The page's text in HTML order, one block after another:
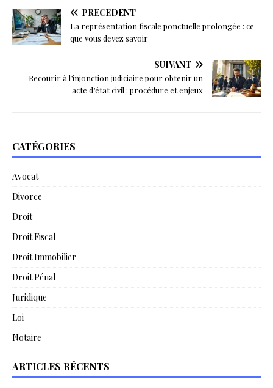
PRÉCÉDENT
La représentation fiscale ponctuelle prolongée : ce
que vous devez savoir
SUIVANT
Recourir à l’injonction judiciaire pour obtenir un
acte d’état civil : procédure et enjeux
CATÉGORIES
Avocat
Divorce
Droit
Droit Fiscal
Droit Immobilier
Droit Pénal
Juridique
Loi
Notaire
ARTICLES RÉCENTS